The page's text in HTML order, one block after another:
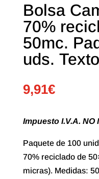
Bolsa
70%
50mc.
uds.
9,91€
Impuesto I.V.A. NO
Paquete de 100
70% reciclado de
micras). Medidas: